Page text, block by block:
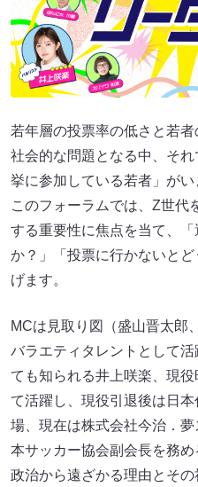
若年層の投票率の低さと若
社会的な問題となる中、そ
挙に参加している若者」がい
このフォーラムでは、Z世代
する重要性に焦点を当て、
か？」「投票に行かないと
げます。
MCは見取り図（盛山晋太郎
バラエティタレントとして活
ても知られる井上咲楽、現
て活躍し、現役引退後は日
場、現在は株式会社今治．
本サッカー協会副会長を務
政治から遠ざかる理由とそ